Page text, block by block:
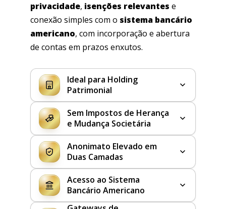
privacidade, isenções relevantes e
conexão simples com o sistema bancário
americano, com incorporação e abertura
de contas em prazos enxutos.
Ideal para Holding
Patrimonial
Sem Impostos de Herança
e Mudança Societária
Anonimato Elevado em
Duas Camadas
Acesso ao Sistema
Bancário Americano